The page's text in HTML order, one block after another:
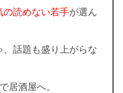
の読めない若手が選ん
話題も盛り上がらな
居酒屋へ。